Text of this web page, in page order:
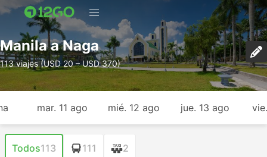
Manila a Naga
113 viajes (USD 20 – USD 370)
mar. 11 ago mié. 12 ago jue. 13 ago
Todos113 111 2